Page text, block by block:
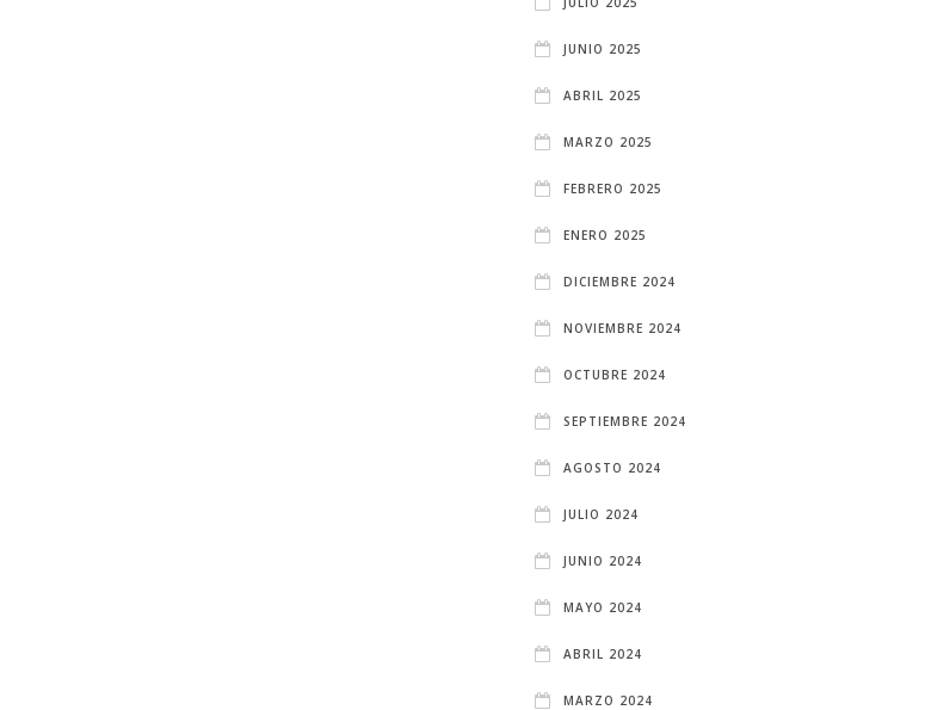
JUNIO 2025
ABRIL 2025
MARZO 2025
FEBRERO 2025
ENERO 2025
DICIEMBRE 2024
NOVIEMBRE 2024
OCTUBRE 2024
SEPTIEMBRE 2024
AGOSTO 2024
JULIO 2024
JUNIO 2024
MAYO 2024
ABRIL 2024
MARZO 2024